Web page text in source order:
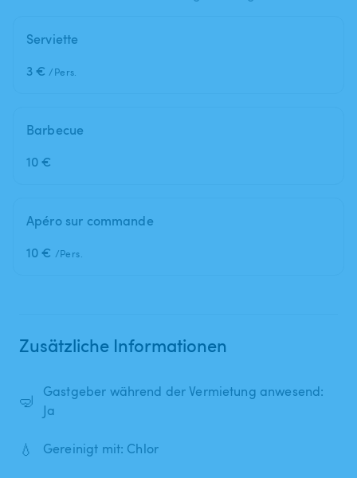
Serviette
3 € /Pers.
Barbecue
10 €
Apéro sur commande
10 € /Pers.
Zusätzliche Informationen
🤿
Gastgeber während der Vermietung anwesend:
Ja
💧 Gereinigt mit: Chlor